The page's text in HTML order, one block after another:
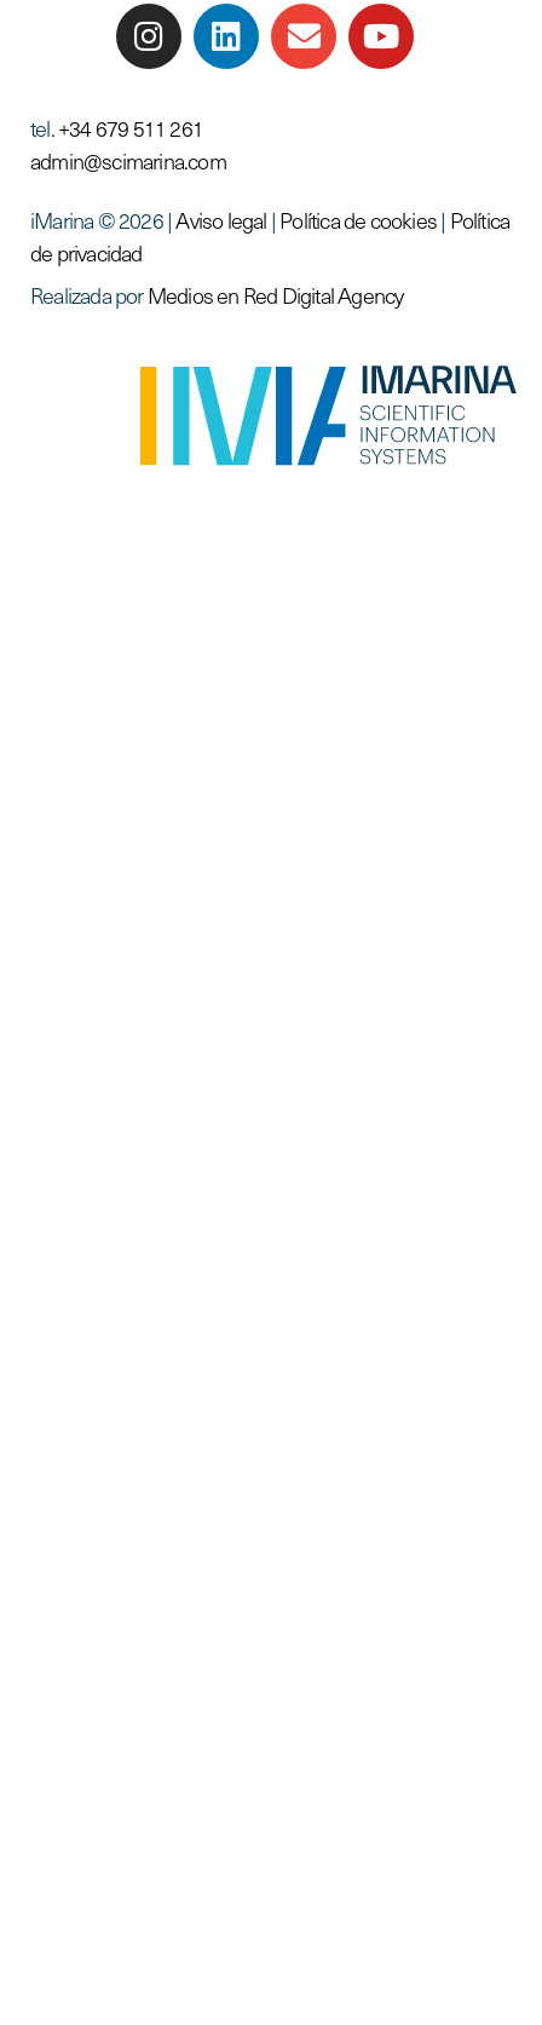
tel.+34 679 511 261
admin@scimarina.com
iMarina © 2026 |Aviso legal | Política de cookies| Política
de privacidad
Realizada porMedios en Red Digital Agency